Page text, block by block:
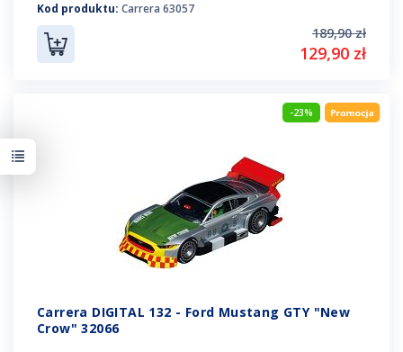
Kod produktu: Carrera 63057
189,90 zł
129,90 zł
-23%
Carrera DIGITAL 132 - Ford Mustang GTY "New
Crow" 32066